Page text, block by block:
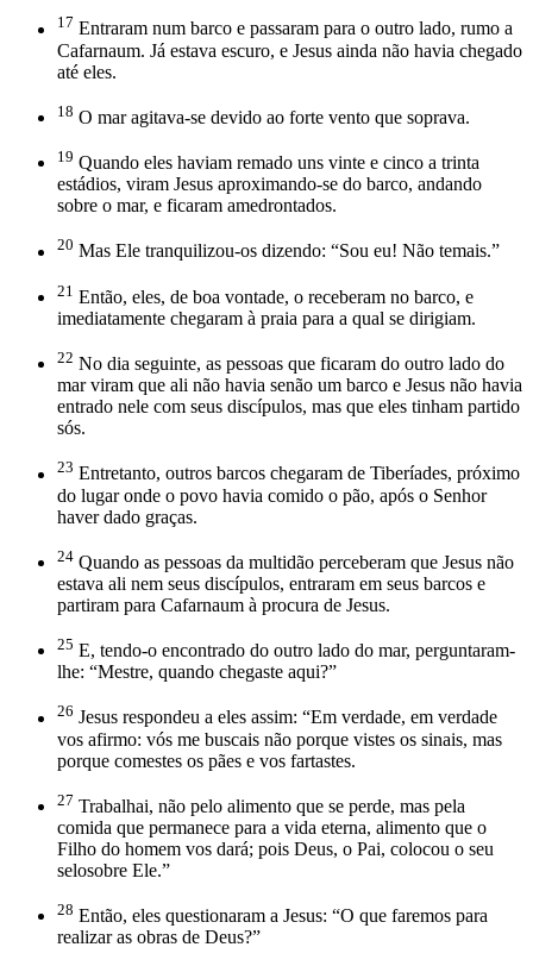
17 Entraram num barco e passaram para o outro lado, rumo a
Cafarnaum. Já estava escuro, e Jesus ainda não havia chegado
até eles.
18 O mar agitava-se devido ao forte vento que soprava.
19 Quando eles haviam remado uns vinte e cinco a trinta
estádios, viram Jesus aproximando-se do barco, andando
sobre o mar, e ficaram amedrontados.
20 Mas Ele tranquilizou-os dizendo: “Sou eu! Não temais.”
21 Então, eles, de boa vontade, o receberam no barco, e
imediatamente chegaram à praia para a qual se dirigiam.
22 No dia seguinte, as pessoas que ficaram do outro lado do
mar viram que ali não havia senão um barco e Jesus não havia
entrado nele com seus discípulos, mas que eles tinham partido
sós.
23 Entretanto, outros barcos chegaram de Tiberíades, próximo
do lugar onde o povo havia comido o pão, após o Senhor
haver dado graças.
24 Quando as pessoas da multidão perceberam que Jesus não
estava ali nem seus discípulos, entraram em seus barcos e
partiram para Cafarnaum à procura de Jesus.
25 E, tendo-o encontrado do outro lado do mar, perguntaram-
lhe: “Mestre, quando chegaste aqui?”
26 Jesus respondeu a eles assim: “Em verdade, em verdade
vos afirmo: vós me buscais não porque vistes os sinais, mas
porque comestes os pães e vos fartastes.
27 Trabalhai, não pelo alimento que se perde, mas pela
comida que permanece para a vida eterna, alimento que o
Filho do homem vos dará; pois Deus, o Pai, colocou o seu
selosobre Ele.”
28 Então, eles questionaram a Jesus: “O que faremos para
realizar as obras de Deus?”